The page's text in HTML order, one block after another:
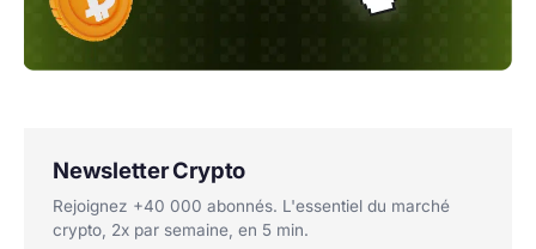
Newsletter Crypto
Rejoignez +40 000 abonnés. L'essentiel du marché
crypto, 2x par semaine, en 5 min.